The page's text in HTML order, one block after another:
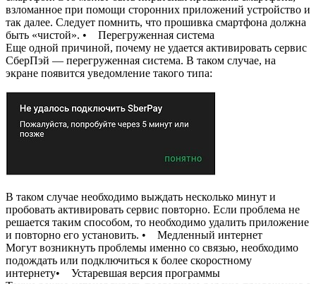
взломанное при помощи сторонних приложений устройство и
так далее. Следует помнить, что прошивка смартфона должна
быть «чистой». • Перегруженная система
Еще одной причиной, почему не удается активировать сервис
СберПэй — перегруженная система. В таком случае, на
экране появится уведомление такого типа:
В таком случае необходимо выждать несколько минут и
пробовать активировать сервис повторно. Если проблема не
решается таким способом, то необходимо удалить приложение
и повторно его установить. • Медленный интернет
Могут возникнуть проблемы именно со связью, необходимо
подождать или подключиться к более скоростному
интернету• Устаревшая версия программы